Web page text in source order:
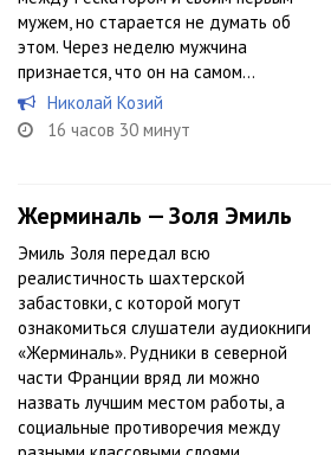
мужем, но старается не думать об
этом. Через неделю мужчина
признается, что он на самом...
Николай Козий
16 часов 30 минут
Жерминаль — Золя Эмиль
Эмиль Золя передал всю
реалистичность шахтерской
забастовки, с которой могут
ознакомиться слушатели аудиокниги
«Жерминаль». Рудники в северной
части Франции вряд ли можно
назвать лучшим местом работы, а
социальные противоречия между